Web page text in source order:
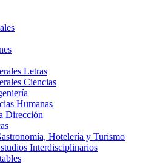
Letras
Ciencias
Humanas
Dirección
Hotelería y Turismo
Interdisciplinarios